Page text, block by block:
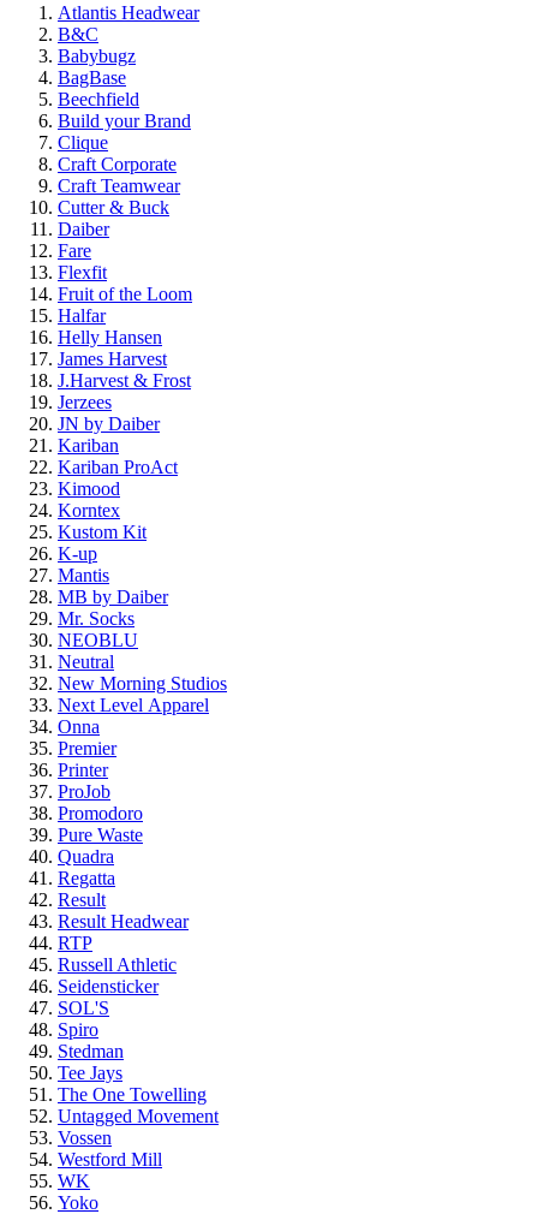
Atlantis Headwear
B&C
Babybugz
BagBase
Beechfield
Build your Brand
Clique
Craft Corporate
Craft Teamwear
Cutter & Buck
Daiber
Fare
Flexfit
Fruit of the Loom
Halfar
Helly Hansen
James Harvest
J.Harvest & Frost
Jerzees
JN by Daiber
Kariban
Kariban ProAct
Kimood
Korntex
Kustom Kit
K-up
Mantis
MB by Daiber
Mr. Socks
NEOBLU
Neutral
New Morning Studios
Next Level Apparel
Onna
Premier
Printer
ProJob
Promodoro
Pure Waste
Quadra
Regatta
Result
Result Headwear
RTP
Russell Athletic
Seidensticker
SOL'S
Spiro
Stedman
Tee Jays
The One Towelling
Untagged Movement
Vossen
Westford Mill
WK
Yoko